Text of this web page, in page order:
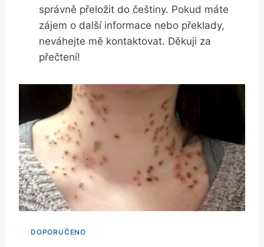
správně přeložit do češtiny. Pokud máte
zájem o další informace nebo překlady,
neváhejte mě kontaktovat. Děkuji za
přečtení!